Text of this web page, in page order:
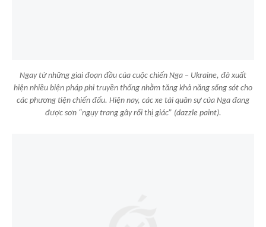
Ngay từ những giai đoạn đầu của cuộc chiến Nga – Ukraine, đã xuất
hiện nhiều biện pháp phi truyền thống nhằm tăng khả năng sống sót cho
các phương tiện chiến đấu. Hiện nay, các xe tải quân sự của Nga đang
được sơn “ngụy trang gây rối thị giác” (dazzle paint).